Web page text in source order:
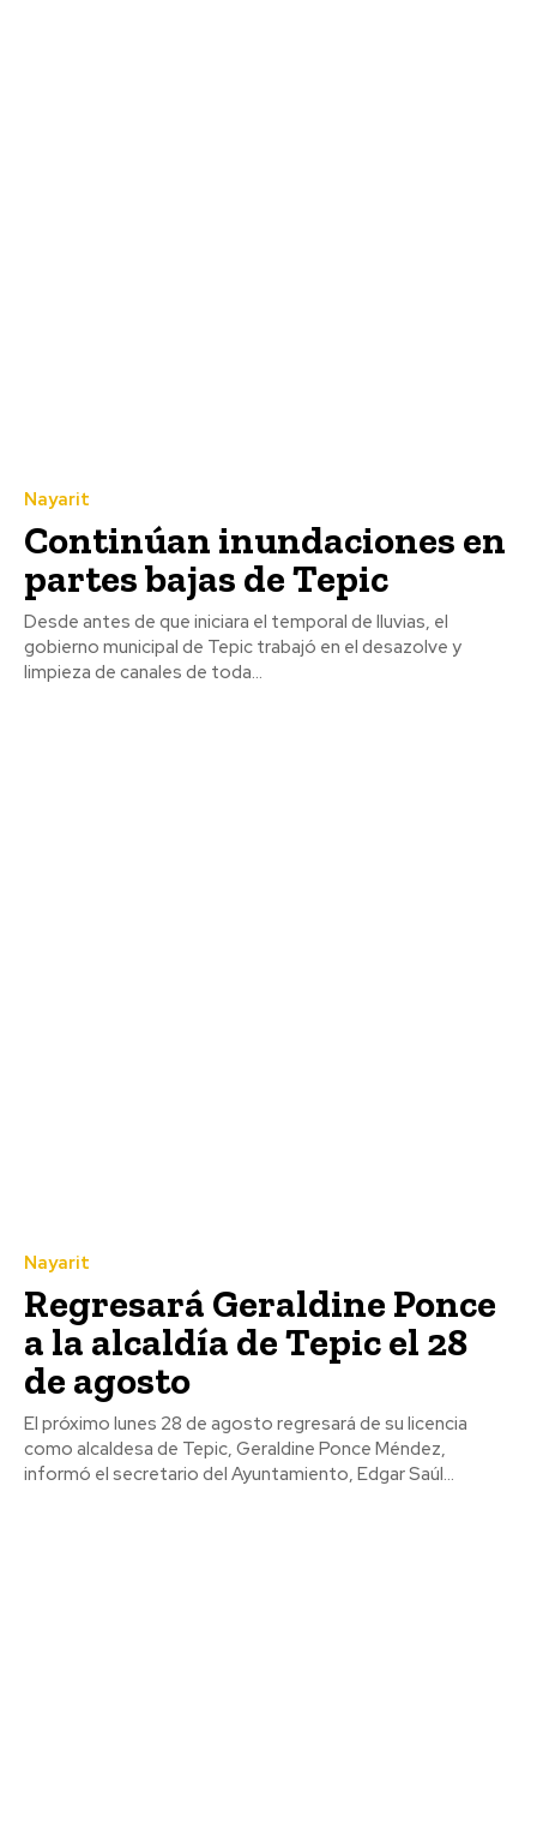
Nayarit
Continúan inundaciones en
partes bajas de Tepic
Desde antes de que iniciara el temporal de lluvias, el
gobierno municipal de Tepic trabajó en el desazolve y
limpieza de canales de toda...
Nayarit
Regresará Geraldine Ponce
a la alcaldía de Tepic el 28
de agosto
El próximo lunes 28 de agosto regresará de su licencia
como alcaldesa de Tepic, Geraldine Ponce Méndez,
informó el secretario del Ayuntamiento, Edgar Saúl...